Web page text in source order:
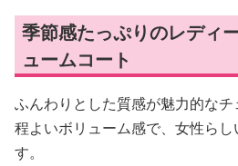
季節感たっぷりのレディ
ュームコート
ふんわりとした質感が魅力的なチ
程よいボリューム感で、女性ら
す。